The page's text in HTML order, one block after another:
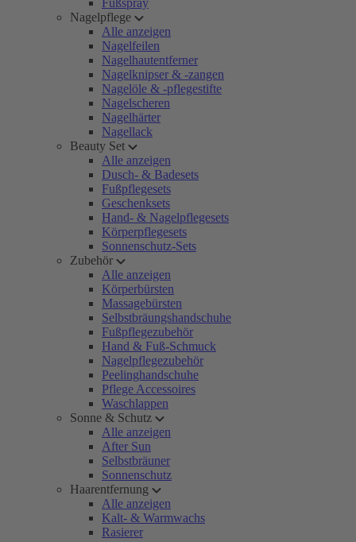
Fußspray
Nagelpflege
Alle anzeigen
Nagelfeilen
Nagelhautentferner
Nagelknipser & -zangen
Nagelöle & -pflegestifte
Nagelscheren
Nagelhärter
Nagellack
Beauty Set
Alle anzeigen
Dusch- & Badesets
Fußpflegesets
Geschenksets
Hand- & Nagelpflegesets
Körperpflegesets
Sonnenschutz-Sets
Zubehör
Alle anzeigen
Körperbürsten
Massagebürsten
Selbstbräungshandschuhe
Fußpflegezubehör
Hand & Fuß-Schmuck
Nagelpflegezubehör
Peelinghandschuhe
Pflege Accessoires
Waschlappen
Sonne & Schutz
Alle anzeigen
After Sun
Selbstbräuner
Sonnenschutz
Haarentfernung
Alle anzeigen
Kalt- & Warmwachs
Rasierer